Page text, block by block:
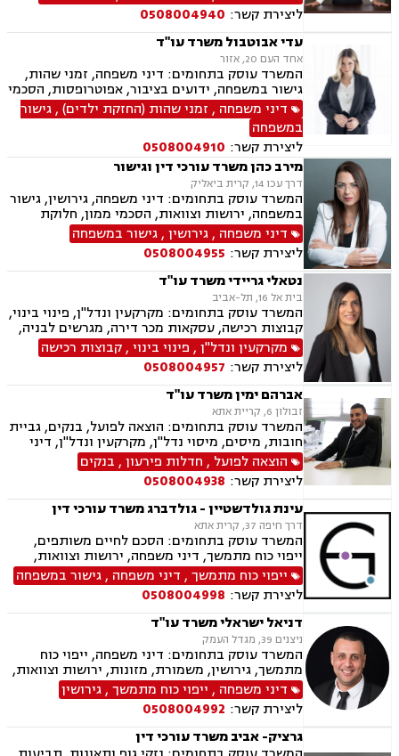
מזונות, משמורת, גירושין, הורות חד מינית, חלוקת
רכוש, חטיפת ילדים, ניכור הורי
ליצירת קשר: 0508004940
עדי אבוטבול משרד עו"ד
אחד העם 20, אזור
המשרד עוסק בתחומים: דיני משפחה, זמני שהות,
גישור במשפחה, ידועים בציבור, אפוטרופסות, הסכמי
ממון, אבהות, מזונות, משמורת, גירושין, הורות חד
מינית, נישואים אזרחיים, חלוקת רכוש, מעמד אישי,
תיאום הורי, ניכור הורי, ייפוי כוח מתמשך
דיני משפחה , זמני שהות (החזקת ילדים),גישור
במשפחה
ליצירת קשר: 0508004910
מירב כהן משרד עורכי דין וגישור
דרך עכו 14, קרית ביאליק
המשרד עוסק בתחומים: דיני משפחה, גירושין, גישור
במשפחה, ירושות וצוואות, הסכמי ממון, חלוקת
רכוש, ייפוי כח מתמשך, ניכור הורי, אבהות,
אפוטרופסות, מזונות, משמורת, זמני שהות, ידועים
בציבור, נישואים אזרחיים, העברה בין דורית, חוק
הנוער, אומנה, הורות חד מינית.
דיני משפחה ,גירושין,גישור במשפחה
ליצירת קשר: 0508004955
נטאלי גריידי משרד עו"ד
בית אל 16, תל-אביב
המשרד עוסק בתחומים: מקרקעין ונדל"ן, פינוי בינוי,
קבוצות רכישה, עסקאות מכר דירה, מגרשים לבניה,
רשות מקרקעי ישראל, בתים משותפים, נדל"ן
ביהודה ושומרון, מיסוי נדל"ן, היטל השבחה, מיסוי
עירוני, ירושות וצוואות, ייפוי כוח מתמשך
מקרקעין ונדל"ן, פינוי בינוי,קבוצות רכישה
ליצירת קשר: 0508004957
אברהם ימין משרד עו"ד
זבולון 6, קריית אתא
המשרד עוסק בתחומים: הוצאה לפועל, בנקים, גביית
חובות, מיסים, מיסוי נדל"ן, מקרקעין ונדל"ן, דיני
משפחה, מזונות, ביטוח לאומי, ירושות וצוואות, ייפוי
כוח מתמשך, חדלות פירעון.
הוצאה לפועל , חדלות פירעון, בנקים
ליצירת קשר: 0508004938
עינת גולדשטיין - גולדברג משרד עורכי דין
דרך חיפה 37, קרית אתא
המשרד עוסק בתחומים: הסכם לחיים משותפים,
ייפוי כוח מתמשך, דיני משפחה, ירושות וצוואות,
הסכמי ממון, ביטוח לאומי, תעבורה, פשיטת רגל,
חדלות פירעון, הוצאה לפועל
ייפוי כוח מתמשך, דיני משפחה ,גישור במשפחה
ליצירת קשר: 0508004998
דניאל ישראלי משרד עו"ד
ניצנים 39, מגדל העמק
המשרד עוסק בתחומים: דיני משפחה, ייפוי כוח
מתמשך, גירושין, משמורת, מזונות, ירושות וצוואות,
ידועים בציבור, אפוטרופסות, הסכמי ממון, אבהות,
הורות חד מינית, נישואים אזרחיים, חלוקת רכוש,
תיאום הורי, חטיפת ילדים, זמני שהות, ניכור הורי,
העברנ בין דורית, גישור
דיני משפחה , ייפוי כוח מתמשך,גירושין
ליצירת קשר: 0508004992
גרציק- אביב משרד עורכי דין